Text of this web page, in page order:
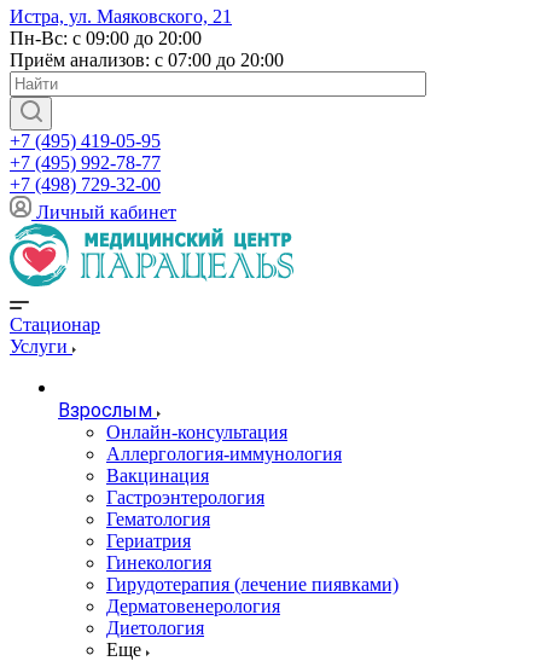
Истра, ул. Маяковского, 21
Пн-Вс: с 09:00 до 20:00
Приём анализов: с 07:00 до 20:00
+7 (495) 419-05-95
+7 (495) 992-78-77
+7 (498) 729-32-00
Личный кабинет
Стационар
Услуги
Взрослым
Онлайн-консультация
Аллергология-иммунология
Вакцинация
Гастроэнтерология
Гематология
Гериатрия
Гинекология
Гирудотерапия (лечение пиявками)
Дерматовенерология
Диетология
Еще